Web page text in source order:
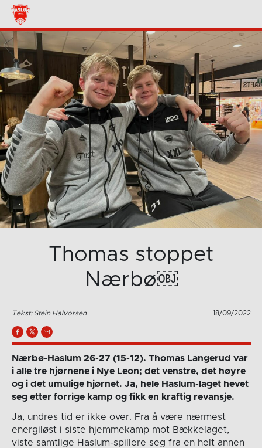
Thomas stoppet
Nærbø￼
Tekst: Stein Halvorsen 18/09/2022
Nærbø-Haslum 26-27 (15-12). Thomas Langerud var
i alle tre hjørnene i Nye Leon; det venstre, det høyre
og i det umulige hjørnet. Ja, hele Haslum-laget hevet
seg etter forrige kamp og fikk en kraftig revansje.
Ja, undres tid er ikke over. Fra å være nærmest
energiløst i siste hjemmekamp mot Bækkelaget,
viste samtlige Haslum-spillere seg fra en helt annen